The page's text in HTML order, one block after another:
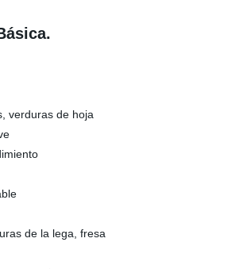
verduras de hoja
de la lega, fresa